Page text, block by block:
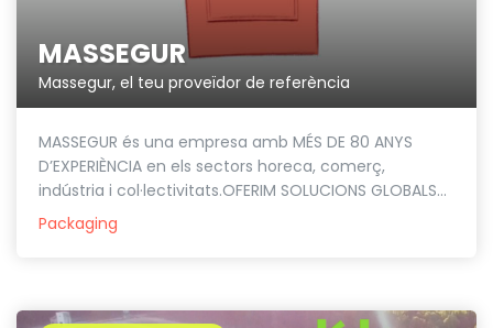
MASSEGUR
Massegur, el teu proveïdor de referència
MASSEGUR és una empresa amb MÉS DE 80 ANYS
D’EXPERIÈNCIA en els sectors horeca, comerç,
indústria i col·lectivitats.OFERIM SOLUCIONS GLOBALS...
Packaging